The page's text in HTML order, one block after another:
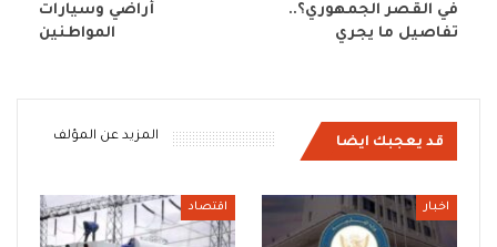
في القصر الجمهوري؟..
تفاصيل ما يجري
أراضي وسيارات
المواطنين
قد يعجبك ايضا المزيد عن المؤلف
اخبار اقتصاد